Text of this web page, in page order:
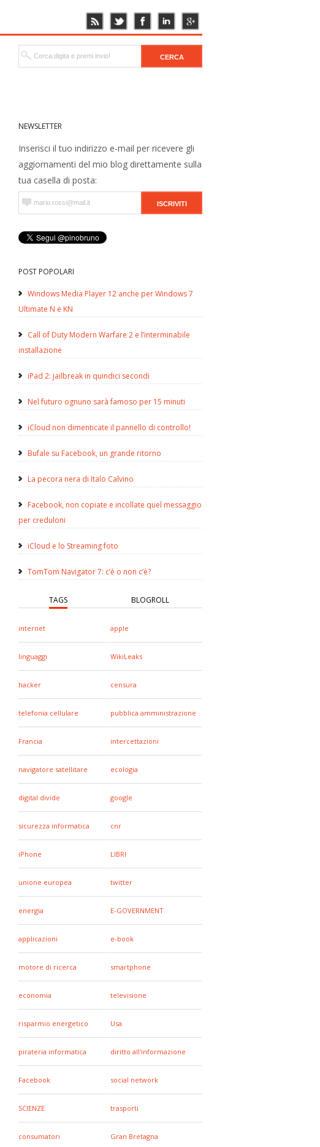
NEWSLETTER
Inserisci il tuo indirizzo e-mail per ricevere gli
aggiornamenti del mio blog direttamente sulla
tua casella di posta:
POST POPOLARI
Windows Media Player 12 anche per Windows 7
Ultimate N e KN
Call of Duty Modern Warfare 2 e l’interminabile
installazione
iPad 2: jailbreak in quindici secondi
Nel futuro ognuno sarà famoso per 15 minuti
iCloud non dimenticate il pannello di controllo!
Bufale su Facebook, un grande ritorno
La pecora nera di Italo Calvino
Facebook, non copiate e incollate quel messaggio
per creduloni
iCloud e lo Streaming foto
TomTom Navigator 7: c’è o non c’è?
TAGS BLOGROLL
internet apple
linguaggi WikiLeaks
hacker censura
telefonia cellulare pubblica amministrazione
Francia intercettazioni
navigatore satellitare ecologia
digital divide google
sicurezza informatica cnr
iPhone LIBRI
unione europea twitter
energia E-GOVERNMENT
applicazioni e-book
motore di ricerca smartphone
economia televisione
risparmio energetico Usa
pirateria informatica diritto all'informazione
Facebook social network
SCIENZE trasporti
consumatori Gran Bretagna